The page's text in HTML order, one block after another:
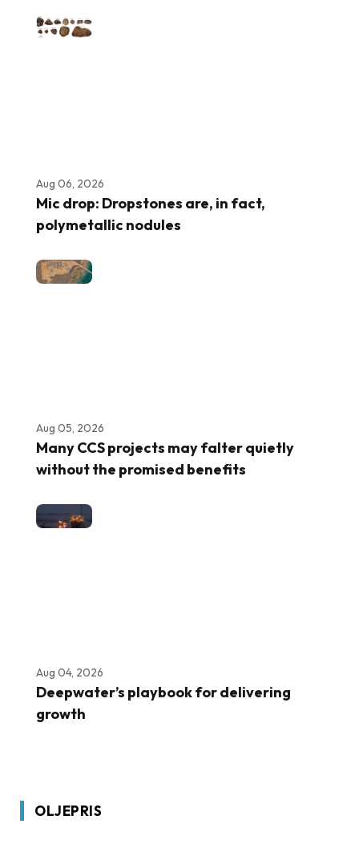
Aug 06, 2026
Mic drop: Dropstones are, in fact,
polymetallic nodules
Aug 05, 2026
Many CCS projects may falter quietly
without the promised benefits
Aug 04, 2026
Deepwater’s playbook for delivering
growth
OLJEPRIS